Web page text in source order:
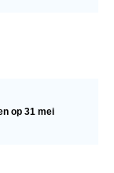
op 31 mei